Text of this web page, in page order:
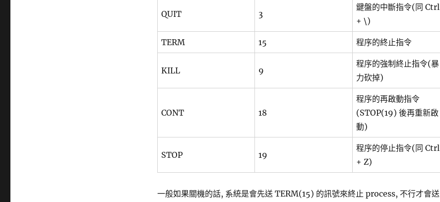
QUIT 3
鍵盤的中斷指令(同 Ctrl
+ \)
TERM 15 程序的終止指令
KILL 9
程序的強制終止指令(暴
力砍掉)
CONT 18
程序的再啟動指令
(STOP(19) 後再重新啟
動)
STOP 19
程序的停止指令(同 Ctrl
+ Z)
一般如果關機的話, 系統是會先送 TERM(15) 的訊號來終止 process, 不行才會送